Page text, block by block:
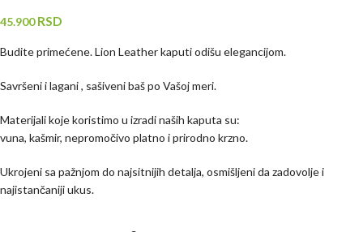
45.900RSD
Budite primećene. Lion Leather kaputi odišu elegancijom.
Savršeni i lagani , sašiveni baš po Vašoj meri.
Materijali koje koristimo u izradi naših kaputa su:
vuna, kašmir, nepromočivo platno i prirodno krzno.
Ukrojeni sa pažnjom do najsitnijih detalja, osmišljeni da zadovolje i
najistančaniji ukus.